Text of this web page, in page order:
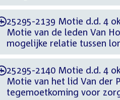
-25295-2139 Motie d.d. 4
Motie van de leden Van
mogelijke relatie tussen
-25295-2140 Motie d.d. 4
Motie van het lid Van der
tegemoetkoming voor